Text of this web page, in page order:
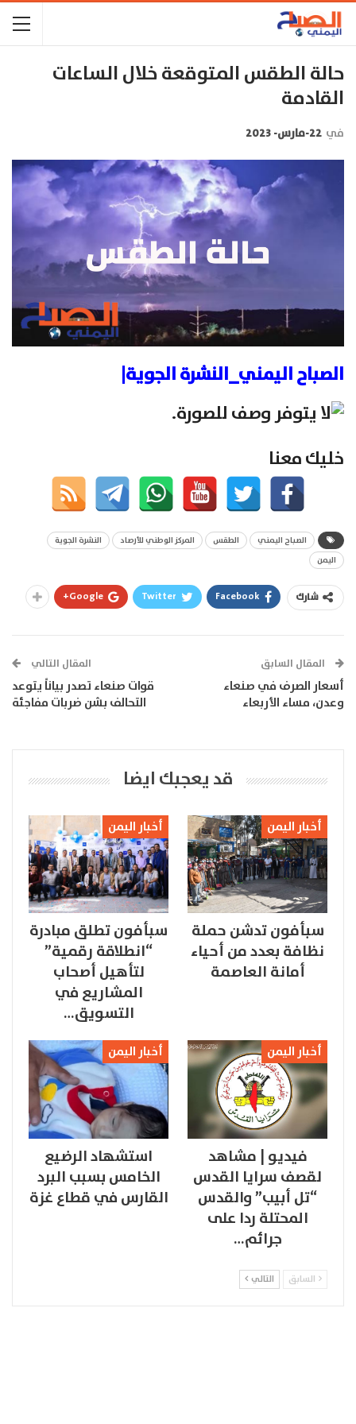
حالة الطقس المتوقعة خلال الساعات
القادمة
في 22-مارس- 2023
الصباح اليمني_النشرة الجوية|
خليك معنا
الصباح اليمني الطقس المركز الوطني للأرصاد
النشرة الجوية
اليمن
شارك Facebook
Twitter
Google+
المقال السابق
أسعار الصرف في صنعاء
وعدن، مساء الأربعاء
المقال التالي
قوات صنعاء تصدر بياناً يتوعد
التحالف بشن ضربات مفاجئة
قد يعجبك ايضا
أخبار اليمن
سبأفون تدشن حملة
نظافة بعدد من أحياء
أمانة العاصمة
أخبار اليمن
سبأفون تطلق مبادرة
“انطلاقة رقمية”
لتأهيل أصحاب
المشاريع في
التسويق…
أخبار اليمن
فيديو | مشاهد
لقصف سرايا القدس
“تل أبيب” والقدس
المحتلة ردا على
جرائم…
أخبار اليمن
استشهاد الرضيع
الخامس بسبب البرد
القارس في قطاع غزة
السابق التالي